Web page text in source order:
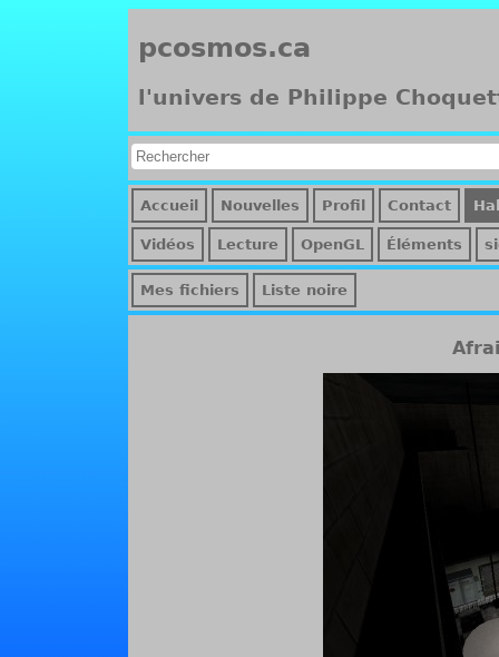
pcosmos.ca
l'univers de Philippe
Accueil Nouvelles Profil Contact
Vidéos Lecture OpenGL Éléments
Mes fichiers Liste noire